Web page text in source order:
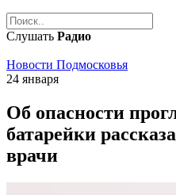
Слушать Радио
Новости Подмосковья
24 января
Об опасности
батарейки
врачи